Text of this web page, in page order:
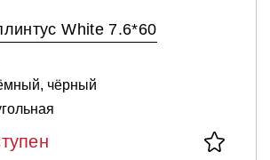
White 7.6*60
чёрный